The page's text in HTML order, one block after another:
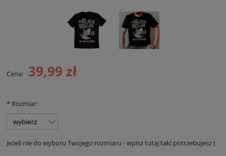
Cena: 39,99 zł
* Rozmiar:
Jeżeli nie do wyboru Twojego rozmiaru - wpisz tutaj taki potrzebujesz (